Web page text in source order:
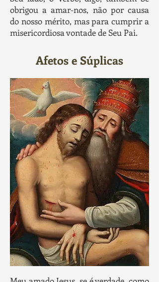
obrigou a amar-nos, não por causa
do nosso mérito, mas para cumprir a
misericordiosa vontade de Seu Pai.
Afetos e Súplicas